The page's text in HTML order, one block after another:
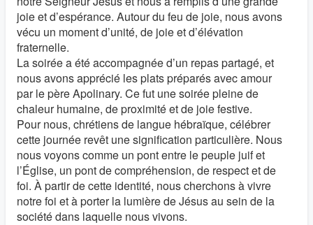
joie et d’espérance. Autour du feu de joie, nous avons
vécu un moment d’unité, de joie et d’élévation
fraternelle.
La soirée a été accompagnée d’un repas partagé, et
nous avons apprécié les plats préparés avec amour
par le père Apolinary. Ce fut une soirée pleine de
chaleur humaine, de proximité et de joie festive.
Pour nous, chrétiens de langue hébraïque, célébrer
cette journée revêt une signification particulière. Nous
nous voyons comme un pont entre le peuple juif et
l’Église, un pont de compréhension, de respect et de
foi. À partir de cette identité, nous cherchons à vivre
notre foi et à porter la lumière de Jésus au sein de la
société dans laquelle nous vivons.